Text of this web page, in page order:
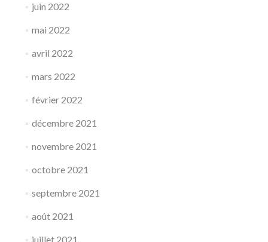
juin 2022
mai 2022
avril 2022
mars 2022
février 2022
décembre 2021
novembre 2021
octobre 2021
septembre 2021
août 2021
juillet 2021